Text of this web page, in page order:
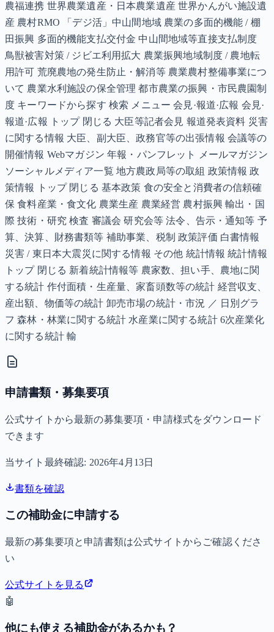
農福連携 世界農業遺産・日本農業遺産 世界かんがい施設遺
産 農村RMO 「デジ活」中山間地域 農業の多面的機能 / 棚
田振興 多面的機能支払交付金 中山間地域等直接支払制度
鳥獣被害対策 / ジビエ利用拡大 農業振興地域制度 / 農地転
用許可 荒廃農地の発生防止・解消等 農業農村整備事業につ
いて 農業水利施設の保全管理 都市農業の振興・市民農園制
度 キーワードから探す 検索 メニュー 会見·報道·広報 会見·
報道·広報 トップ 閉じる 大臣等記者会見 報道発表資料 災害
に関する情報 大臣、副大臣、政務官等の出張情報 会議等の
開催情報 Webマガジン 年報・パンフレット メールマガジン
ソーシャルメディア一覧 地方農政局等の取組 政策情報 政
策情報 トップ 閉じる 基本政策 食の安全と消費者の信頼確
保 食料産業・食文化 農業生産 農業経営 農村振興 輸出・国
際 技術・研究 検査 審議会 研究会等 法令、告示・通知等 予
算、決算、財務書類等 補助事業、税制 政策評価 白書情報
災害 / 東日本大震災に関する情報 その他 統計情報 統計情報
トップ 閉じる 新着統計情報等 農家数、担い手、農地に関
する統計 作付面積・生産量、家畜頭数等の統計 経営収支、
産出額、物価等の統計 卸売市場の統計・市況 ／ 日別グラ
フ 森林・林業に関する統計 水産業に関する統計 6次産業化
に関する統計 輸
申請書類・募集要項
公式サイトから最新の募集要項・申請様式をダウンロード
できます
当サイト最終確認: 2026年4月13日
書類を確認
この補助金に申請する
最新の募集要項と申請書類は公式サイトからご確認くださ
い
公式サイトを見る
🤖
他にも使える補助金があるかも？